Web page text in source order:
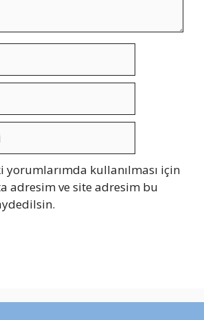
yorumlarımda kullanılması için
adresim ve site adresim bu